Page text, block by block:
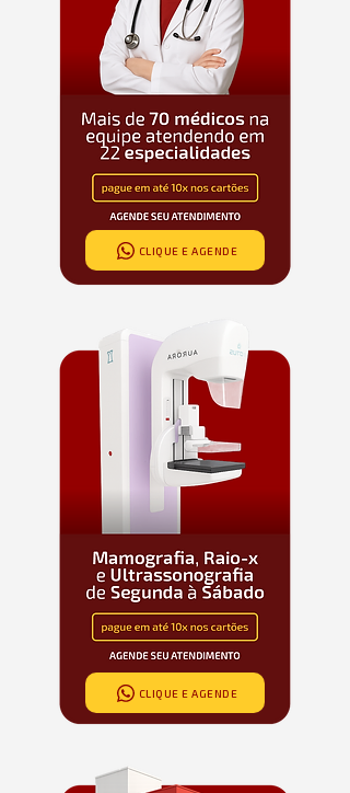
CLIQUE E AGENDE
CLIQUE E AGENDE